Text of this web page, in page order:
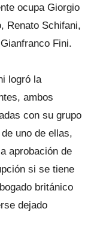
ocupa Giorgio
Renato Schifani,
Fini.
logró la
ambos
con su grupo
uno de ellas,
aprobación de
si se tiene
británico
dejado